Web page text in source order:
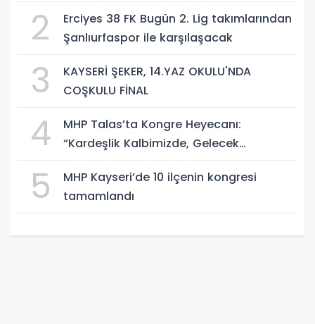
2
Erciyes 38 FK Bugün 2. Lig takımlarından
Şanlıurfaspor ile karşılaşacak
3
KAYSERİ ŞEKER, 14.YAZ OKULU'NDA
COŞKULU FİNAL
4
MHP Talas’ta Kongre Heyecanı:
“Kardeşlik Kalbimizde, Gelecek
5
MHP Kayseri’de 10 ilçenin kongresi
tamamlandı